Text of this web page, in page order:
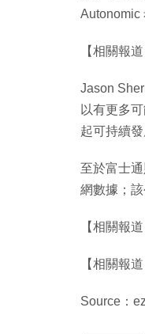
Autonomic
【相關報道
Jason
以有更多
起可持續
至於富士
網數據；
【相關報道
【相關報道
Source：